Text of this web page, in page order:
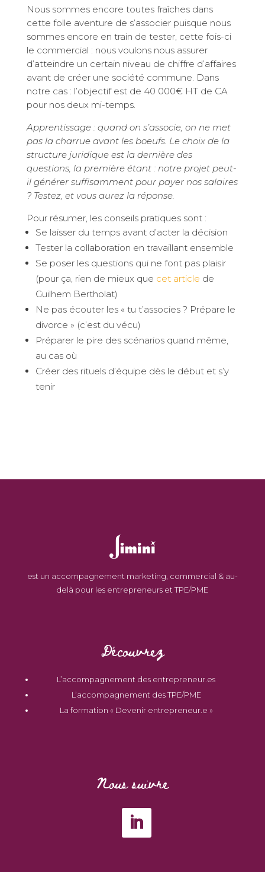
Nous sommes encore toutes fraîches dans
cette folle aventure de s’associer puisque nous
sommes encore en train de tester, cette fois-ci
le commercial : nous voulons nous assurer
d’atteindre un certain niveau de chiffre d’affaires
avant de créer une société commune. Dans
notre cas : l’objectif est de 40 000€ HT de CA
pour nos deux mi-temps.
Apprentissage : quand on s’associe, on ne met
pas la charrue avant les boeufs. Le choix de la
structure juridique est la dernière des
questions, la première étant : notre projet peut-
il générer suffisamment pour payer nos salaires
? Testez, et vous aurez la réponse.
Pour résumer, les conseils pratiques sont :
Se laisser du temps avant d’acter la décision
Tester la collaboration en travaillant ensemble
Se poser les questions qui ne font pas plaisir
(pour ça, rien de mieux que cet article de
Guilhem Bertholat)
Ne pas écouter les « tu t’associes ? Prépare le
divorce » (c’est du vécu)
Préparer le pire des scénarios quand même,
au cas où
Créer des rituels d’équipe dès le début et s’y
tenir
est un accompagnement marketing, commercial & au-
delà pour les entrepreneurs et TPE/PME
Découvrez
L’accompagnement des entrepreneur.es
L’accompagnement des TPE/PME
La formation « Devenir entrepreneur.e »
Nous suivre